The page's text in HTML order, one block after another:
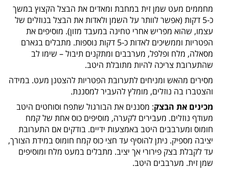
מחממים מעט שמן זית במחבת ומאדים את הבצל הקצוץ במשך
כ-5 דקות (אפשר לוותר על השמן ולאדות את הבצל בנוזלים של
עצמו, שהוא מפריש אחרי טחינה במעבד מזון). מוסיפים את
הפטריות וממשיכים לאדות כ-5 דקות נוספות. מתבלים בגארם
מסאלה, מלח ופלפל, מערבבים ומתקנים תיבול – שימו לב
שהתערובת צריכה להיות מתובלת היטב.
מסירים מהאש ומניחים לתערובת הפטריות להצטנן מעט. במידה
והצטברו בה נוזלים, מומלץ להעביר למסננת.
מכינים את הבצק: מסננים את הבורגול שתפח וסוחטים היטב
מעודף נוזלים. מעבירים לקערה, מוסיפים כוס אחת של קמח
חומוס ומערבבים היטב באמצעות ידיים. בודקים אם התערובת
יציבה מספיק. ניתן להוסיף עד חצי כוס קמח חומוס במידת הצורך,
עד לקבלת בצק פירורי אך יציב. מתבלים במעט מלח ומוסיפים
שמן זית. מערבבים היטב.